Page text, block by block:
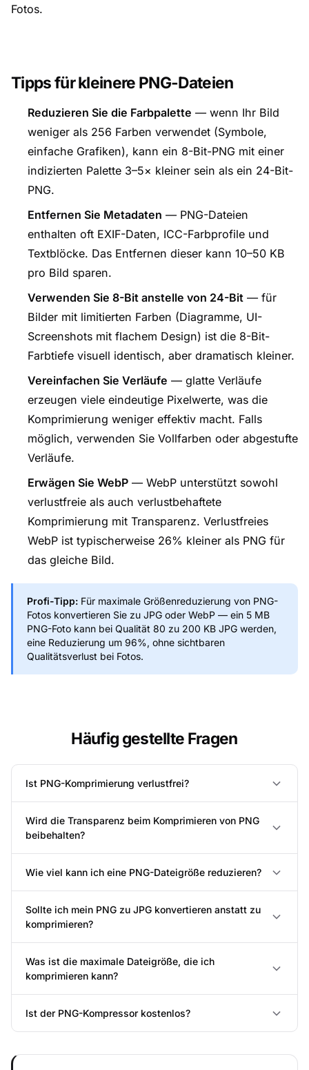
Fotos.
Tipps für kleinere PNG-Dateien
Reduzieren Sie die Farbpalette — wenn Ihr Bild
weniger als 256 Farben verwendet (Symbole,
einfache Grafiken), kann ein 8-Bit-PNG mit einer
indizierten Palette 3–5× kleiner sein als ein 24-Bit-
PNG.
Entfernen Sie Metadaten — PNG-Dateien
enthalten oft EXIF-Daten, ICC-Farbprofile und
Textblöcke. Das Entfernen dieser kann 10–50 KB
pro Bild sparen.
Verwenden Sie 8-Bit anstelle von 24-Bit — für
Bilder mit limitierten Farben (Diagramme, UI-
Screenshots mit flachem Design) ist die 8-Bit-
Farbtiefe visuell identisch, aber dramatisch kleiner.
Vereinfachen Sie Verläufe — glatte Verläufe
erzeugen viele eindeutige Pixelwerte, was die
Komprimierung weniger effektiv macht. Falls
möglich, verwenden Sie Vollfarben oder abgestufte
Verläufe.
Erwägen Sie WebP — WebP unterstützt sowohl
verlustfreie als auch verlustbehaftete
Komprimierung mit Transparenz. Verlustfreies
WebP ist typischerweise 26% kleiner als PNG für
das gleiche Bild.
Profi-Tipp: Für maximale Größenreduzierung von PNG-
Fotos konvertieren Sie zu JPG oder WebP — ein 5 MB
PNG-Foto kann bei Qualität 80 zu 200 KB JPG werden,
eine Reduzierung um 96%, ohne sichtbaren
Qualitätsverlust bei Fotos.
Häufig gestellte Fragen
Ist PNG-Komprimierung verlustfrei?
Wird die Transparenz beim Komprimieren von PNG
beibehalten?
Wie viel kann ich eine PNG-Dateigröße reduzieren?
Sollte ich mein PNG zu JPG konvertieren anstatt zu
komprimieren?
Was ist die maximale Dateigröße, die ich
komprimieren kann?
Ist der PNG-Kompressor kostenlos?